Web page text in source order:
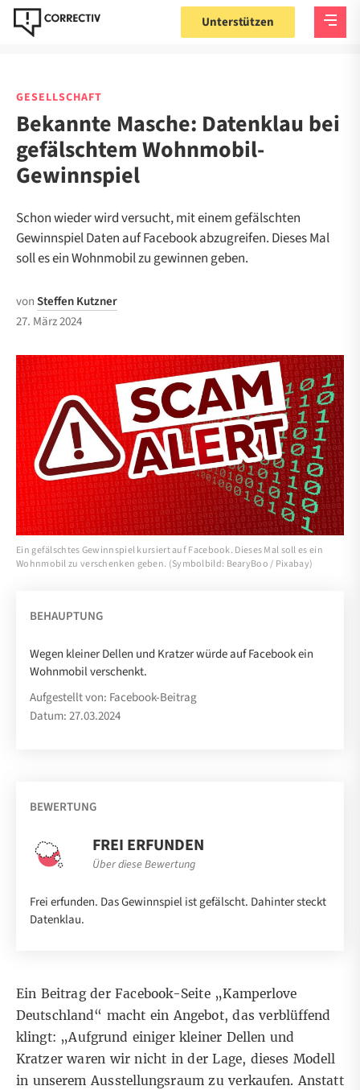
Unterstützen
GESELLSCHAFT
Bekannte Masche: Datenklau bei
gefälschtem Wohnmobil-
Gewinnspiel
Schon wieder wird versucht, mit einem gefälschten
Gewinnspiel Daten auf Facebook abzugreifen. Dieses Mal
soll es ein Wohnmobil zu gewinnen geben.
vonSteffen Kutzner
27. März 2024
Ein gefälschtes Gewinnspiel kursiert auf Facebook. Dieses Mal soll es ein
Wohnmobil zu verschenken geben. (Symbolbild: BearyBoo / Pixabay)
BEHAUPTUNG
Wegen kleiner Dellen und Kratzer würde auf Facebook ein
Wohnmobil verschenkt.
Aufgestellt von: Facebook-Beitrag
Datum: 27.03.2024
BEWERTUNG
FREI ERFUNDEN
Über diese Bewertung
Frei erfunden. Das Gewinnspiel ist gefälscht. Dahinter steckt
Datenklau.
Ein Beitragder Facebook-Seite „Kamperlove
Deutschland“ macht ein Angebot, das verblüffend
klingt: „Aufgrund einiger kleiner Dellen und
Kratzer waren wir nicht in der Lage, dieses Modell
in unserem Ausstellungsraum zu verkaufen. Anstatt